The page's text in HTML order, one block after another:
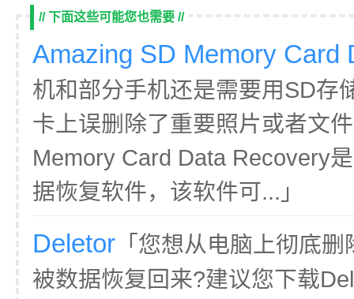
// 下面这些可能您也需要 //
Amazing SD Memory Card
机和部分手机还是需要用SD存
卡上误删除了重要照片或者文
Memory Card Data Recovery
据恢复软件，该软件可...」
Deletor 「您想从电脑上彻底
被数据恢复回来?建议您下载